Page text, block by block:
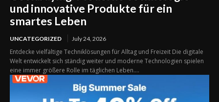
und innovative Produkte für ein
smartes Leben
UNCATEGORIZED July 24, 2026
Entdecke vielfältige Techniklösungen für Alltag und Freizeit Die digitale
Welt entwickelt sich ständig weiter und moderne Technologien spielen
eine immer größere Rolle im täglichen Leben....